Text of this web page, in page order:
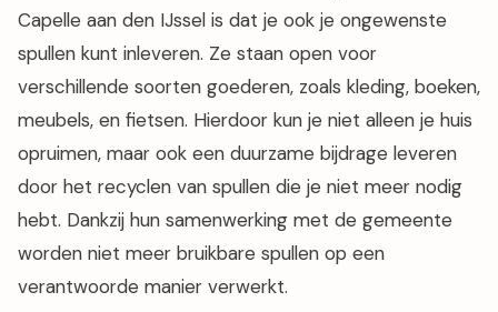
Capelle aan den IJssel is dat je ook je ongewenste
spullen kunt inleveren. Ze staan open voor
verschillende soorten goederen, zoals kleding, boeken,
meubels, en fietsen. Hierdoor kun je niet alleen je huis
opruimen, maar ook een duurzame bijdrage leveren
door het recyclen van spullen die je niet meer nodig
hebt. Dankzij hun samenwerking met de gemeente
worden niet meer bruikbare spullen op een
verantwoorde manier verwerkt.